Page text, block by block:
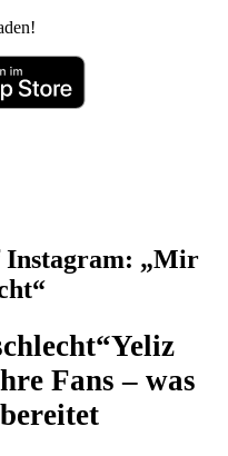
Instagram: „Mir
Yeliz
Fans – was